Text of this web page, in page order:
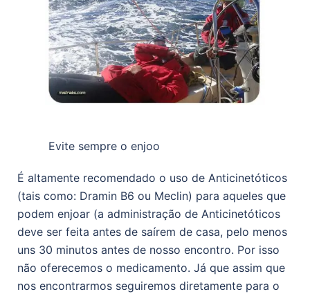
Evite sempre o enjoo
É altamente recomendado o uso de Anticinetóticos
(tais como: Dramin B6 ou Meclin) para aqueles que
podem enjoar (a administração de Anticinetóticos
deve ser feita antes de saírem de casa, pelo menos
uns 30 minutos antes de nosso encontro. Por isso
não oferecemos o medicamento. Já que assim que
nos encontrarmos seguiremos diretamente para o